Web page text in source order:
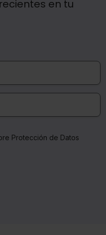
en tu
Protección de Datos